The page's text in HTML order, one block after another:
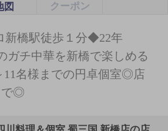
図 クーポン
新橋駅徒歩１分◆22年
ガチ中華を新橋で楽しめる
名様までの円卓個室◎店
で◎